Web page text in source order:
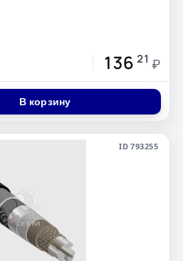
136 21 ₽
В корзину
ID 793255